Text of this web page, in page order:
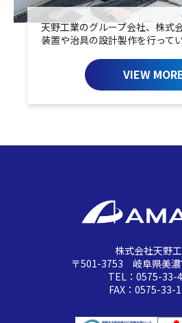
天野工業のグループ会社、株式
装置や治具の設計製作を行ってい
VIEW
株式会社天野
〒501-3753 岐阜県美
TEL：0575-33-
FAX：0575-33-